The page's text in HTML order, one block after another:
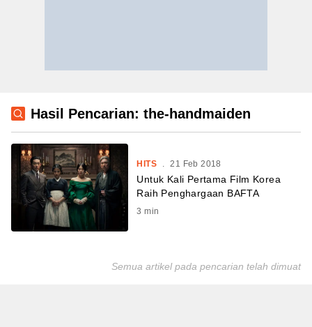
Hasil Pencarian: the-handmaiden
HITS . 21 Feb 2018
Untuk Kali Pertama Film Korea
Raih Penghargaan BAFTA
3 min
Semua artikel pada pencarian telah dimuat